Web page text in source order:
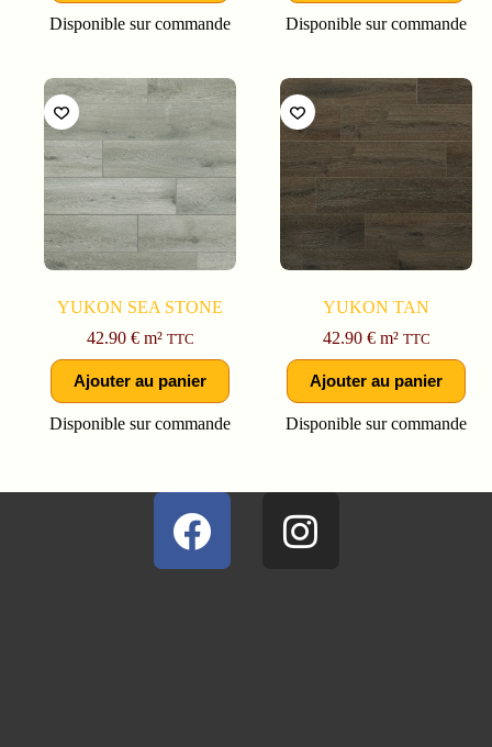
Disponible sur commande Disponible sur commande
YUKON SEA STONE
42.90 €m² TTC
Ajouter au panier
Disponible sur commande
YUKON TAN
42.90 €m² TTC
Ajouter au panier
Disponible sur commande